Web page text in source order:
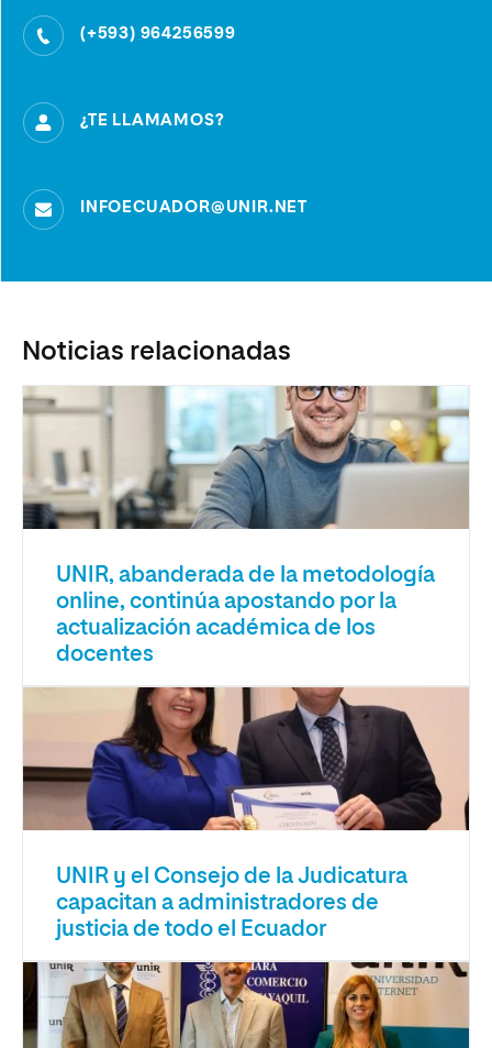
(+593) 964256599
¿TE LLAMAMOS?
INFOECUADOR@UNIR.NET
Noticias relacionadas
UNIR, abanderada de la metodología
online, continúa apostando por la
actualización académica de los
docentes
UNIR y el Consejo de la Judicatura
capacitan a administradores de
justicia de todo el Ecuador